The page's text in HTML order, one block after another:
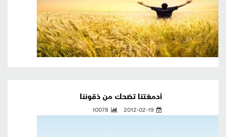
أدمغتنا تضحك من ذقوننا
2012-02-19
10078